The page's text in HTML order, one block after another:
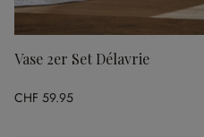
Vase 2er Set Délavrie
CHF 59.95